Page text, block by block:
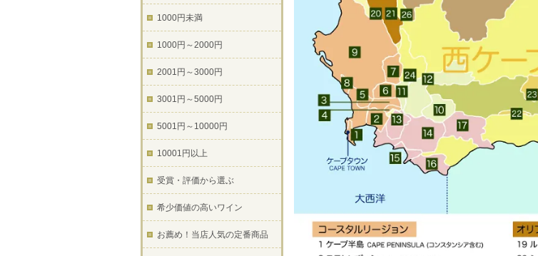
1000円未満
1000円～2000円
2001円～3000円
3001円～5000円
5001円～10000円
10001円以上
受賞・評価から選ぶ
希少価値の高いワイン
お薦め！当店人気の定番商品